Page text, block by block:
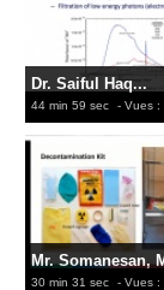
Dr. Saiful Haq...
44 min 59 sec - Vues :
Mr. Somanesan,
30 min 31 sec - Vues :